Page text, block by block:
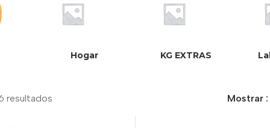
Hogar KG EXTRAS
resultados Mostrar